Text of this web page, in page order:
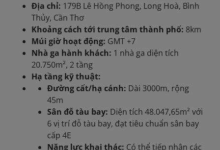
Địa chỉ: 179B Lê Hồng Phong, Long Hoà, Bình
Thủy, Cần Thơ
Khoảng cách tới trung tâm thành phố: 8km
Múi giờ hoạt động: GMT +7
Nhà ga hành khách: 1 nhà ga diện tích
20.750m², 2 tầng
Hạ tầng kỹ thuật:
Đường cất/hạ cánh: Dài 3000m, rộng
45m
Sân đỗ tàu bay: Diện tích 48.047,65m² với
6 vị trí đỗ tàu bay, đạt tiêu chuẩn sân bay
cấp 4E
Năng lực khai thác: Có thể tiếp nhận các